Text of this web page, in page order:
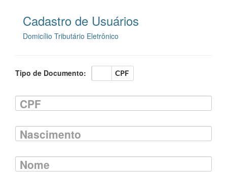
Cadastro de Usuários
Domicílio Tributário Eletrônico
Tipo de Documento: CPF
CNPJ
CPF
Nascimento
Nome